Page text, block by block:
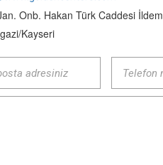
Onb. Hakan Türk Caddesi İldem
Kayseri